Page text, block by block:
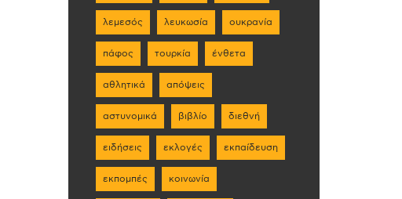
λεμεσός λευκωσία ουκρανία
πάφος τουρκία ένθετα
αθλητικά απόψεις
αστυνομικά βιβλίο διεθνή
ειδήσεις εκλογές εκπαίδευση
εκπομπές κοινωνία